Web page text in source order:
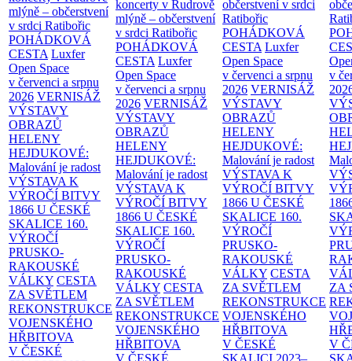
mlýně – občerstvení
v srdci Ratibořic
POHÁDKOVÁ
CESTA Luxfer
Open Space
v červenci a srpnu
2026 VERNISÁŽ
VÝSTAVY
OBRAZŮ
HELENY
HEJDUKOVÉ:
Malování je radost
VÝSTAVA K
VÝROČÍ BITVY
1866 U ČESKÉ
SKALICE 160.
VÝROČÍ
PRUSKO-
RAKOUSKÉ
VÁLKY CESTA
ZA SVĚTLEM
REKONSTRUKCE
VOJENSKÉHO
HŘBITOVA
V ČESKÉ
koncerty v Rudrově
mlýně – občerstvení
v srdci Ratibořic
POHÁDKOVÁ
CESTA Luxfer
Open Space
v červenci a srpnu
2026 VERNISÁŽ
VÝSTAVY
OBRAZŮ
HELENY
HEJDUKOVÉ:
Malování je radost
VÝSTAVA K
VÝROČÍ BITVY
1866 U ČESKÉ
SKALICE 160.
VÝROČÍ
PRUSKO-
RAKOUSKÉ
VÁLKY CESTA
ZA SVĚTLEM
REKONSTRUKCE
VOJENSKÉHO
HŘBITOVA
občerstvení v srdci
Ratibořic
POHÁDKOVÁ
CESTA Luxfer
Open Space
v červenci a srpnu
2026 VERNISÁŽ
VÝSTAVY
OBRAZŮ
HELENY
HEJDUKOVÉ:
Malování je radost
VÝSTAVA K
VÝROČÍ BITVY
1866 U ČESKÉ
SKALICE 160.
VÝROČÍ
PRUSKO-
RAKOUSKÉ
VÁLKY CESTA
ZA SVĚTLEM
REKONSTRUKCE
VOJENSKÉHO
HŘBITOVA
V ČESKÉ
v
ZA
V